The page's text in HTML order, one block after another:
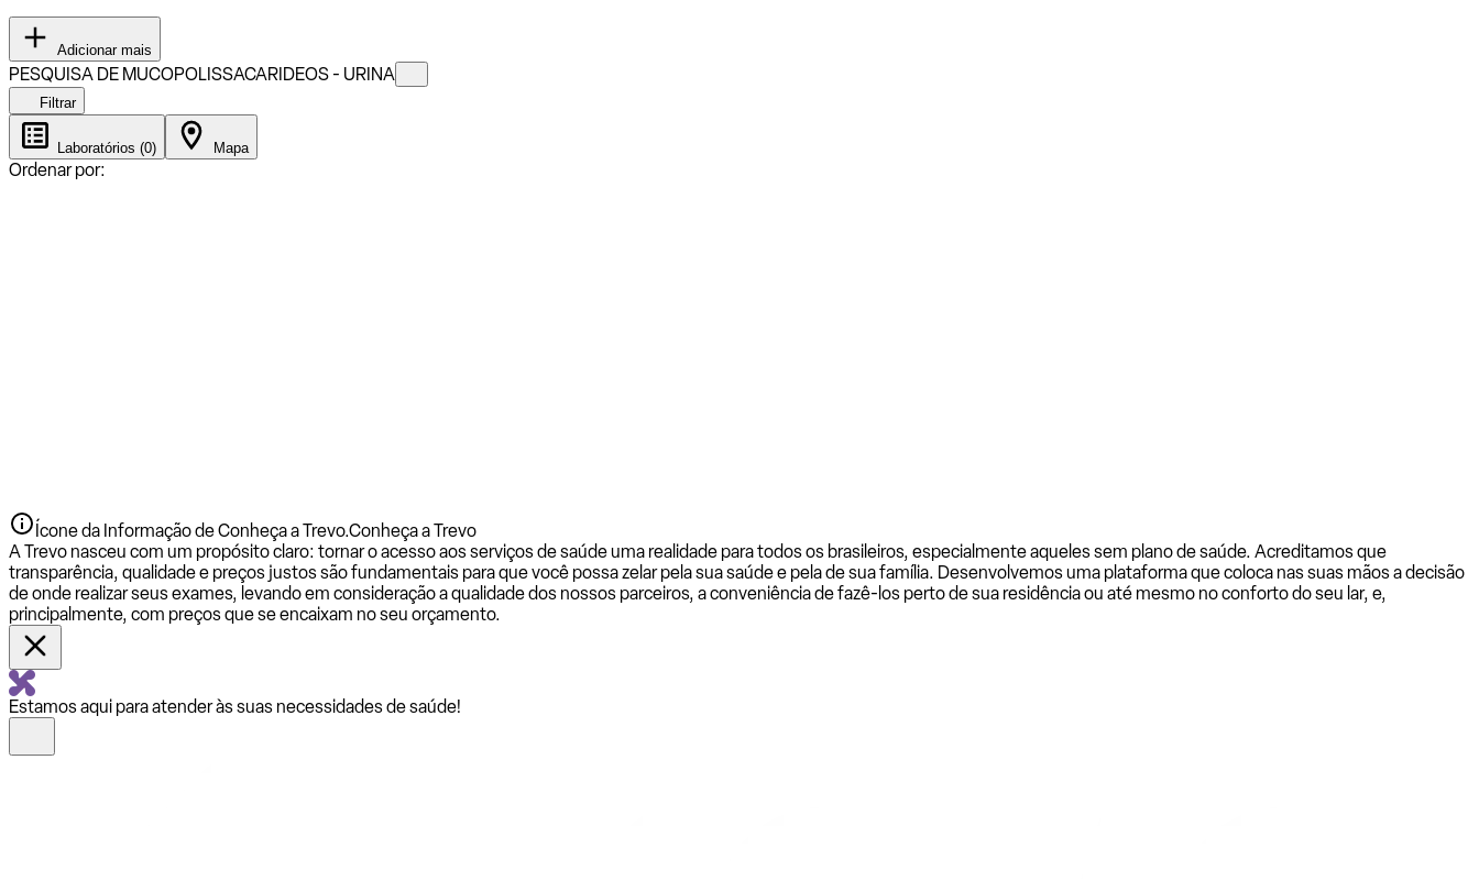
Adicionar mais
PESQUISA DE MUCOPOLISSACARIDEOS - URINA
Filtrar
Laboratórios (0) Mapa
Ordenar por:
Ícone da Informação de Conheça a Trevo.Conheça a Trevo
A Trevo nasceu com um propósito claro: tornar o acesso aos serviços de saúde uma realidade para todos os brasileiros, especialmente aqueles sem plano de saúde. Acreditamos que
transparência, qualidade e preços justos são fundamentais para que você possa zelar pela sua saúde e pela de sua família. Desenvolvemos uma plataforma que coloca nas suas mãos a decisão
de onde realizar seus exames, levando em consideração a qualidade dos nossos parceiros, a conveniência de fazê-los perto de sua residência ou até mesmo no conforto do seu lar, e,
principalmente, com preços que se encaixam no seu orçamento.
Estamos aqui para atender às suas necessidades de saúde!